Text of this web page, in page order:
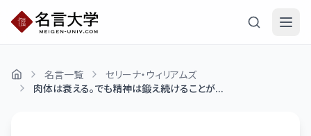
名言一覧
セリーナ・ウィリアムズ
肉体は衰える。でも精神は鍛え続けることが...